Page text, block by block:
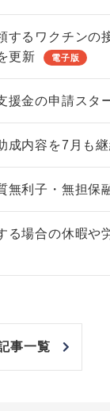
するワクチンの
更新
電子版
援金の申請スタ
成内容を7月も
無利子・無担保
る場合の休暇や
事一覧